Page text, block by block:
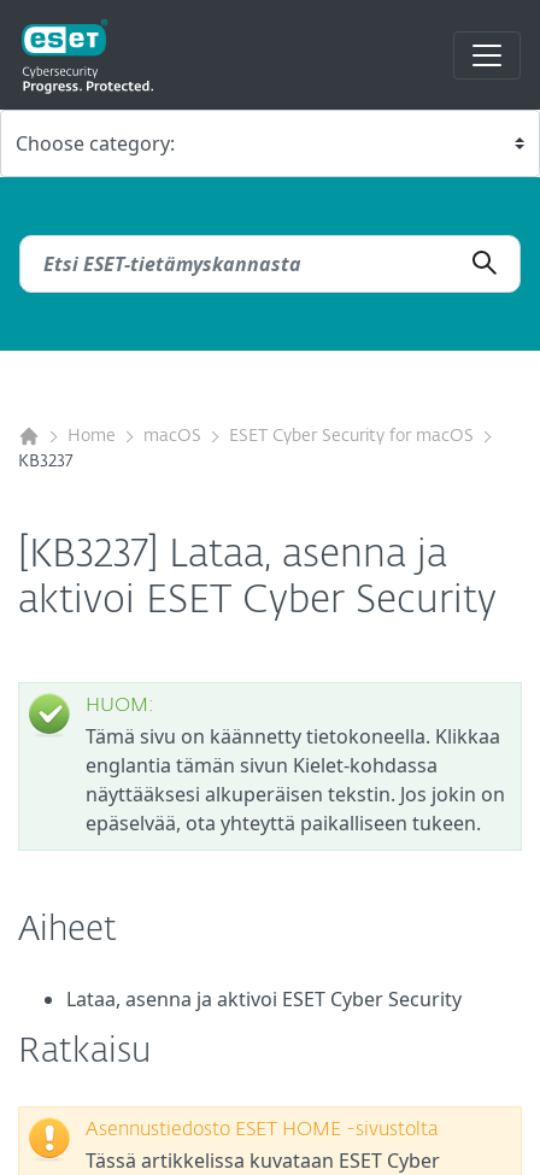
Home macOS
ESET Cyber Security for macOS
KB3237
[KB3237] Lataa, asenna ja
aktivoi ESET Cyber Security
HUOM:
Tämä sivu on käännetty tietokoneella. Klikkaa
englantia tämän sivun Kielet-kohdassa
näyttääksesi alkuperäisen tekstin. Jos jokin on
epäselvää, ota yhteyttä paikalliseen tukeen.
Aiheet
Lataa, asenna ja aktivoi ESET Cyber Security
Ratkaisu
Asennustiedosto ESET HOME -sivustolta
Tässä artikkelissa kuvataan ESET Cyber